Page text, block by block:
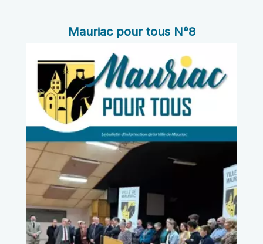
Mauriac pour tous N°8